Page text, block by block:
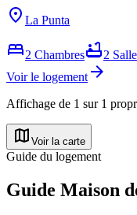
location_on La Punta
bed2 Chambresbathtub2
Voir le logement arrow_forward
Affichage de 1 sur 1
map Voir la carte
Guide du logement
Guide Maison